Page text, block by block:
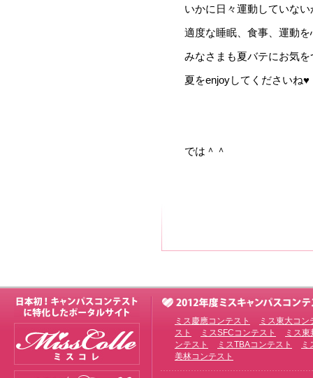
いかに日々運動していな
適度な睡眠、食事、運動を
みなさまも夏バテにお気を
夏をenjoyしてくださいね♥
では＾＾
ミス慶應コンテスト
ミス東大コン
スト
ミスSFCコンテスト
ミス
ンテスト
ミスTBAコンテスト
ミ
美林コンテスト